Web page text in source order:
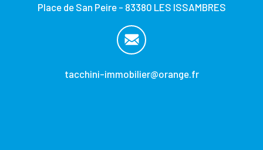
Place de San Peire - 83380 LES ISSAMBRES
tacchini-immobilier@orange.fr